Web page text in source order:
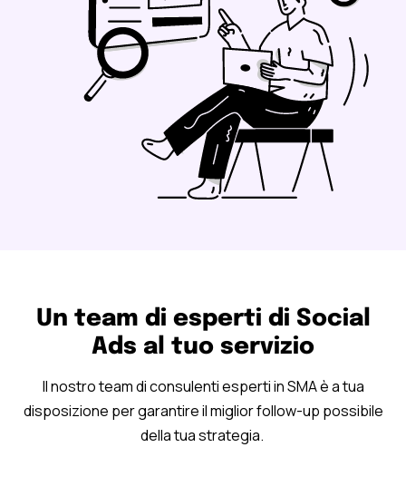
Un team di esperti di Social
Ads al tuo servizio
Il nostro team di consulenti esperti in SMA è a tua
disposizione per garantire il miglior follow-up possibile
della tua strategia.